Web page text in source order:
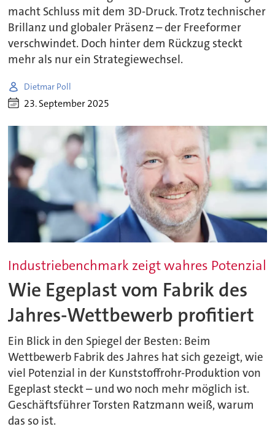
macht Schluss mit dem 3D-Druck. Trotz technischer
Brillanz und globaler Präsenz – der Freeformer
verschwindet. Doch hinter dem Rückzug steckt
mehr als nur ein Strategiewechsel.
Dietmar Poll
23. September 2025
Industriebenchmark zeigt wahres Potenzial
Wie Egeplast vom Fabrik des
Jahres-Wettbewerb profitiert
Ein Blick in den Spiegel der Besten: Beim
Wettbewerb Fabrik des Jahres hat sich gezeigt, wie
viel Potenzial in der Kunststoffrohr-Produktion von
Egeplast steckt – und wo noch mehr möglich ist.
Geschäftsführer Torsten Ratzmann weiß, warum
das so ist.